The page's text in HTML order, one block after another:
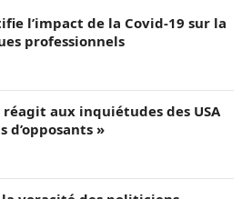
l’impact de la Covid-19 sur la
professionnels
aux inquiétudes des USA
d’opposants »